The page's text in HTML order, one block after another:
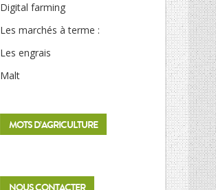
Digital farming
Les marchés à terme :
Les engrais
Malt
MOTS D’AGRICULTURE